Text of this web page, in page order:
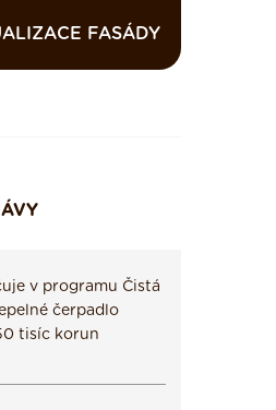
FASÁDY
v programu Čistá
čerpadlo
tisíc korun